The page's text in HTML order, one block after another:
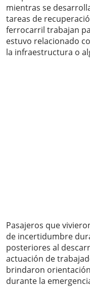
mientras se
tareas de
ferrocarril trabajan
estuvo relacionado
la infraestructura o
Pasajeros que
de incertidumbre
posteriores al
actuación de
brindaron
durante la